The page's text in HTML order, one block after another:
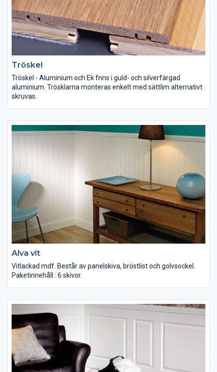
Tröskel
Tröskel - Aluminium och Ek fnns i guld- och silverfärgad
aluminium. Trösklarna monteras enkelt med sättlim alternativt
skruvas.
Alva vit
Vitlackad mdf. Består av panelskiva, bröstlist och golvsockel.
Paketinnehåll : 6 skivor.